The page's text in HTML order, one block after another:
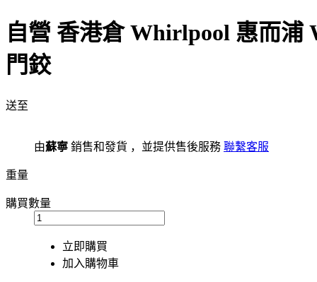
自營 香港倉Whirlpool 惠而浦
門鉸
送至
由蘇寧 銷售和發貨 ，並提供售後服務 聯繫客服
重量
購買數量
立即購買
加入購物車